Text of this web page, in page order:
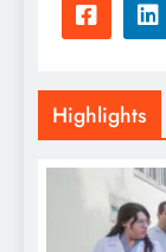
Highlights